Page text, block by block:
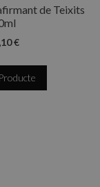
de Teixits
€